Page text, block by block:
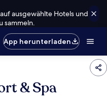
ausgewählte Hotels und
sammeln.
App herunterladen
& Spa